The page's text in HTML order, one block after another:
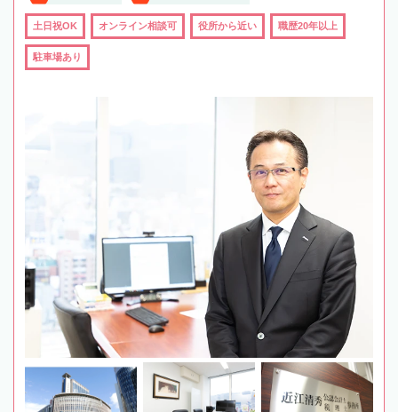
土日祝OK オンライン相談可 役所から近い 職歴20年以上
駐車場あり